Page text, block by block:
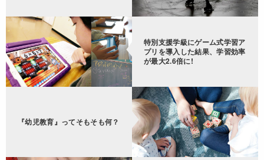
特別支援学級にゲーム式学習ア
プリを導入した結果、学習効率
が最大2.6倍に!
『幼児教育』ってそもそも何？